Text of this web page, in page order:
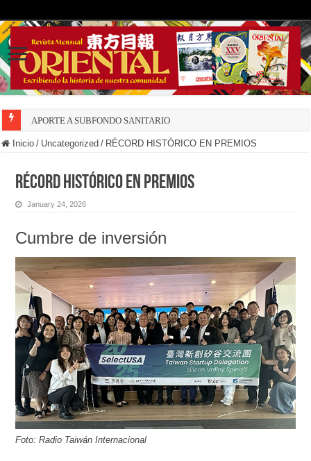
APORTE A SUBFONDO SANITARIO
Inicio / Uncategorized / RÉCORD HISTÓRICO EN PREMIOS
RÉCORD HISTÓRICO EN PREMIOS
January 24, 2026
Cumbre de inversión
Foto: Radio Taiwán Internacional